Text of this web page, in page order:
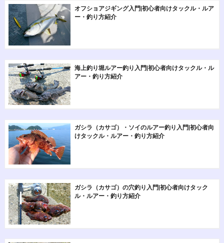
オフショアジギング入門|初心者向けタックル・ルア
ー・釣り方紹介
海上釣り堀ルアー釣り入門|初心者向けタックル・ル
アー・釣り方紹介
ガシラ（カサゴ）・ソイのルアー釣り入門|初心者向
けタックル・ルアー・釣り方紹介
ガシラ（カサゴ）の穴釣り入門|初心者向けタック
ル・ルアー・釣り方紹介